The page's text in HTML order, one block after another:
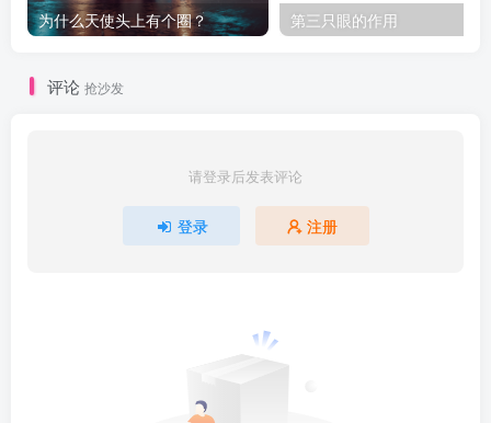
为什么天使头上有个圈？ 第三只眼的作用
评论 抢沙发
请登录后发表评论
登录 注册